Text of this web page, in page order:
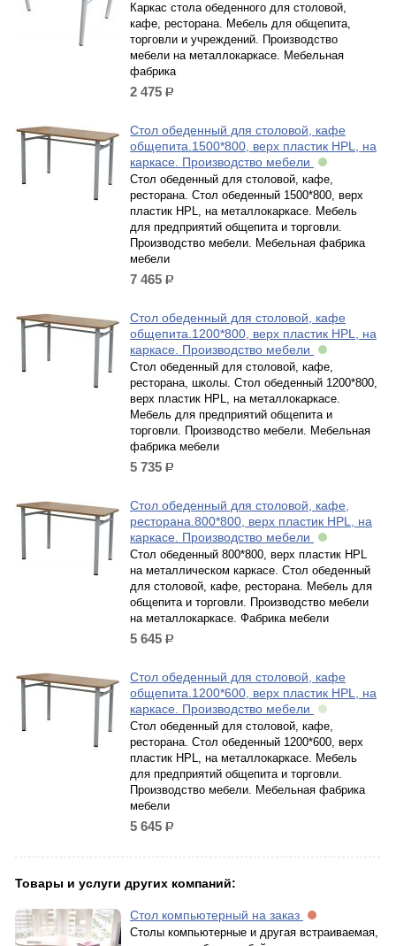
Каркас стола обеденного для столовой,
кафе, ресторана. Мебель для общепита,
торговли и учреждений. Производство
мебели на металлокаркасе. Мебельная
фабрика
2 475 р.
Стол обеденный для столовой, кафе
общепита.1500*800, верх пластик HPL, на
каркасе. Производство мебели
Стол обеденный для столовой, кафе,
ресторана. Стол обеденный 1500*800, верх
пластик HPL, на металлокаркасе. Мебель
для предприятий общепита и торговли.
Производство мебели. Мебельная фабрика
мебели
7 465 р.
Стол обеденный для столовой, кафе
общепита.1200*800, верх пластик HPL, на
каркасе. Производство мебели
Стол обеденный для столовой, кафе,
ресторана, школы. Стол обеденный 1200*800,
верх пластик HPL, на металлокаркасе.
Мебель для предприятий общепита и
торговли. Производство мебели. Мебельная
фабрика мебели
5 735 р.
Стол обеденный для столовой, кафе,
ресторана.800*800, верх пластик HPL, на
каркасе. Производство мебели
Стол обеденный 800*800, верх пластик HPL
на металлическом каркасе. Стол обеденный
для столовой, кафе, ресторана. Мебель для
общепита и торговли. Производство мебели
на металлокаркасе. Фабрика мебели
5 645 р.
Стол обеденный для столовой, кафе
общепита.1200*600, верх пластик HPL, на
каркасе. Производство мебели
Стол обеденный для столовой, кафе,
ресторана. Стол обеденный 1200*600, верх
пластик HPL, на металлокаркасе. Мебель
для предприятий общепита и торговли.
Производство мебели. Мебельная фабрика
мебели
5 645 р.
Товары и услуги других компаний:
Стол компьютерный на заказ
Столы компьютерные и другая встраиваемая,